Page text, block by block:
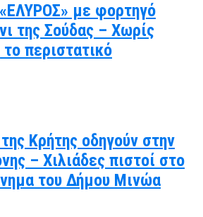
με φορτηγό
της Σούδας – Χωρίς
περιστατικό
Κρήτης οδηγούν στην
– Χιλιάδες πιστοί στο
του Δήμου Μινώα